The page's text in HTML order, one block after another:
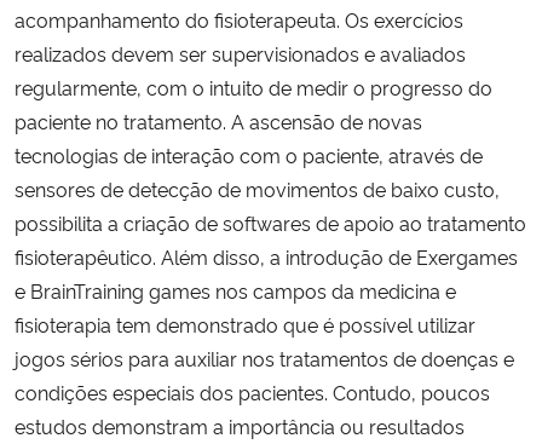
Advocacia-Geral da União
Banco Central do Brasil
acompanhamento do fisioterapeuta. Os exercícios
realizados devem ser supervisionados e avaliados
regularmente, com o intuito de medir o progresso do
paciente no tratamento. A ascensão de novas
tecnologias de interação com o paciente, através de
sensores de detecção de movimentos de baixo custo,
possibilita a criação de softwares de apoio ao tratamento
fisioterapêutico. Além disso, a introdução de Exergames
e BrainTraining games nos campos da medicina e
fisioterapia tem demonstrado que é possível utilizar
jogos sérios para auxiliar nos tratamentos de doenças e
condições especiais dos pacientes. Contudo, poucos
estudos demonstram a importância ou resultados